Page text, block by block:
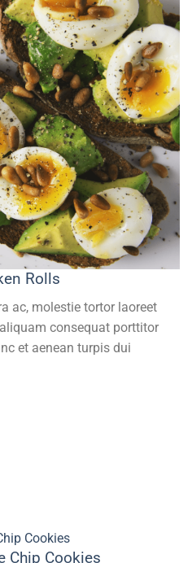
Rolls
ac, molestie tortor laoreet
consequat porttitor
et aenean turpis dui
Chip Cookies